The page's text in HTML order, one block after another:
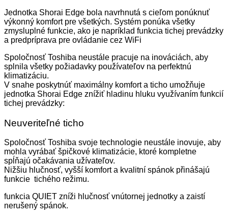
Jednotka Shorai Edge bola navrhnutá s cieľom ponúknuť
výkonný komfort pre všetkých. Systém ponúka všetky
zmysluplné funkcie, ako je napríklad funkcia tichej prevádzky
a predpríprava pre ovládanie cez WiFi
Spoločnosť Toshiba neustále pracuje na inováciách, aby
splnila všetky požiadavky používateľov na perfektnú
klimatizáciu.
V snahe poskytnúť maximálny komfort a ticho umožňuje
jednotka Shorai Edge znížiť hladinu hluku využívaním funkcií
tichej prevádzky:
Neuveriteľné ticho
Spoločnosť Toshiba svoje technologie neustále inovuje, aby
mohla vyrábať špičkové klimatizácie, ktoré kompletne
spĺňajú očakávania užívateľov.
Nižšiu hlučnosť, vyšší komfort a kvalitní spánok přinášajú
funkcie tichého režimu.
funkcia QUIET zníži hlučnosť vnútornej jednotky a zaistí
nerušený spánok.